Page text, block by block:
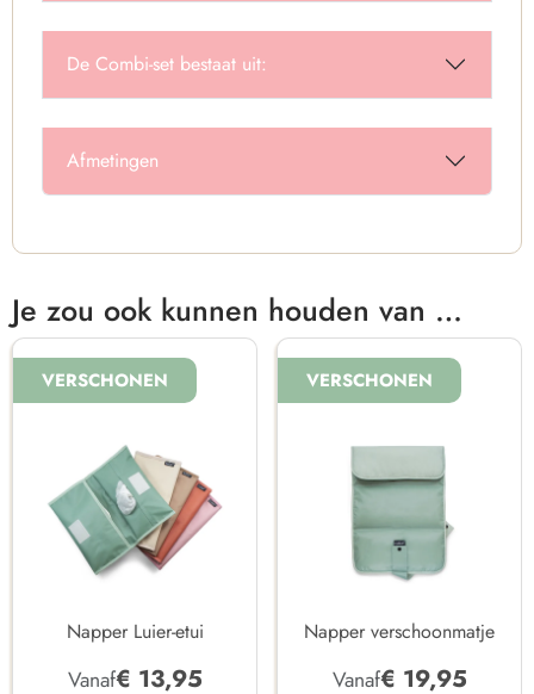
De Combi-set bestaat uit:
Afmetingen
Je zou ook kunnen houden van …
VERSCHONEN
Napper Luier-etui
Vanaf€ 13,95
VERSCHONEN
Napper verschoonmatje
Vanaf€ 19,95